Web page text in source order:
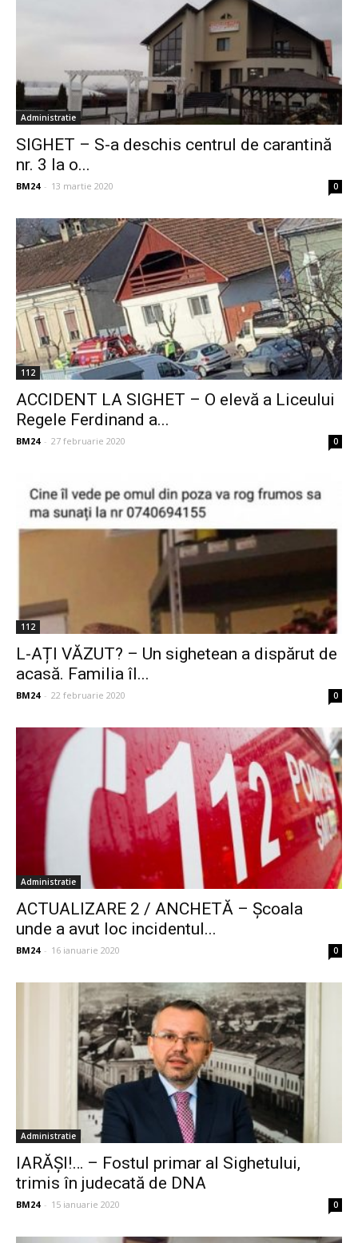
Administratie
SIGHET – S-a deschis centrul de carantină
nr. 3 la o...
BM24 - 13 martie 2020 0
112
ACCIDENT LA SIGHET – O elevă a Liceului
Regele Ferdinand a...
BM24 - 27 februarie 2020 0
112
L-AȚI VĂZUT? – Un sighetean a dispărut de
acasă. Familia îl...
BM24 - 22 februarie 2020 0
Administratie
ACTUALIZARE 2 / ANCHETĂ – Școala
unde a avut loc incidentul...
BM24 - 16 ianuarie 2020 0
Administratie
IARĂȘI!… – Fostul primar al Sighetului,
trimis în judecată de DNA
BM24 - 15 ianuarie 2020 0